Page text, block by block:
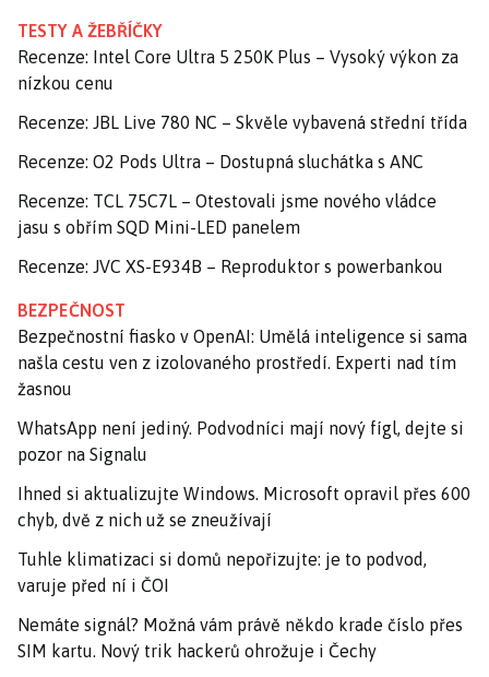
TESTY A ŽEBŘÍČKY
Recenze: Intel Core Ultra 5 250K Plus – Vysoký výkon za
nízkou cenu
Recenze: JBL Live 780 NC – Skvěle vybavená střední třída
Recenze: O2 Pods Ultra – Dostupná sluchátka s ANC
Recenze: TCL 75C7L – Otestovali jsme nového vládce
jasu s obřím SQD Mini-LED panelem
Recenze: JVC XS-E934B – Reproduktor s powerbankou
BEZPEČNOST
Bezpečnostní fiasko v OpenAI: Umělá inteligence si sama
našla cestu ven z izolovaného prostředí. Experti nad tím
žasnou
WhatsApp není jediný. Podvodníci mají nový fígl, dejte si
pozor na Signalu
Ihned si aktualizujte Windows. Microsoft opravil přes 600
chyb, dvě z nich už se zneužívají
Tuhle klimatizaci si domů nepořizujte: je to podvod,
varuje před ní i ČOI
Nemáte signál? Možná vám právě někdo krade číslo přes
SIM kartu. Nový trik hackerů ohrožuje i Čechy